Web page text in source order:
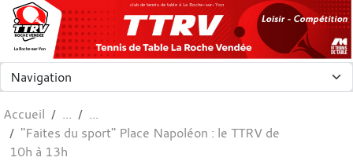
club de tennis de table à La Roche-sur-Yon
Accueil
"Faites du sport" Place Napoléon : le TTRV de
10h à 13h
Panneau de gestion des cookies